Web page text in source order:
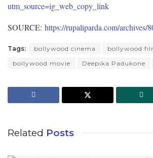
utm_source=ig_web_copy_link
SOURCE: https://rupaliparda.com/archives/
Tags: bollywood cinema
bollywood
bollywood movie
Deepika Padukone
Related Posts